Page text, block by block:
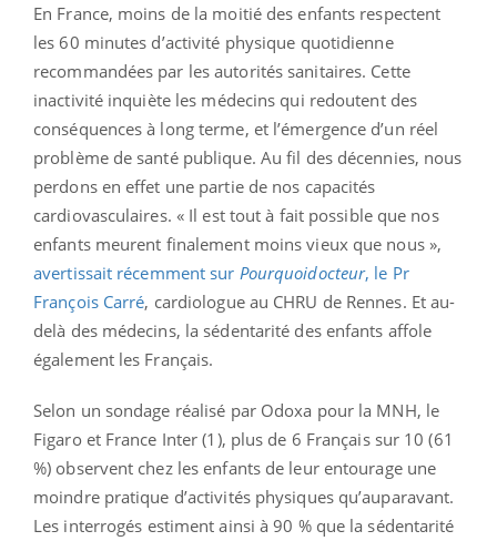
En France, moins de la moitié des enfants respectent
les 60 minutes d’activité physique quotidienne
recommandées par les autorités sanitaires. Cette
inactivité inquiète les médecins qui redoutent des
conséquences à long terme, et l’émergence d’un réel
problème de santé publique. Au fil des décennies, nous
perdons en effet une partie de nos capacités
cardiovasculaires. « Il est tout à fait possible que nos
enfants meurent finalement moins vieux que nous »,
avertissait récemment sur Pourquoidocteur, le Pr
François Carré, cardiologue au CHRU de Rennes. Et au-
delà des médecins, la sédentarité des enfants affole
également les Français.
Selon un sondage réalisé par Odoxa pour la MNH, le
Figaro et France Inter (1), plus de 6 Français sur 10 (61
%) observent chez les enfants de leur entourage une
moindre pratique d’activités physiques qu’auparavant.
Les interrogés estiment ainsi à 90 % que la sédentarité